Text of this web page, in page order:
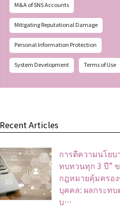
M&A of SNS Accounts
Mitigating Reputational Damage
Personal Information Protection
System Development Terms of Use
Recent Articles
การตีความนโยบ
ทบทวนทุก 3 ปี”
กฎหมายคุ้มครอ
บุคคล: ผลกระทบ
บ…